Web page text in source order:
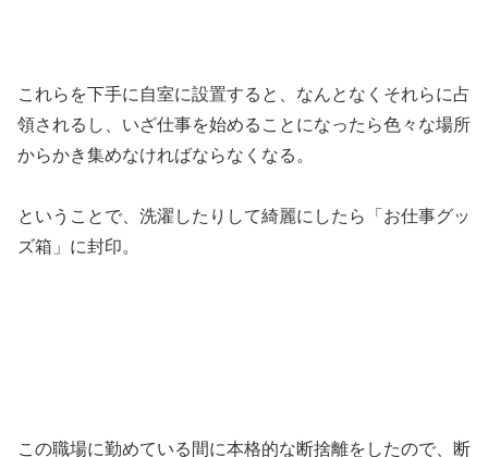
これらを下手に自室に設置すると、なんとなくそれらに占
領されるし、いざ仕事を始めることになったら色々な場所
からかき集めなければならなくなる。
ということで、洗濯したりして綺麗にしたら「お仕事グッ
ズ箱」に封印。
この職場に勤めている間に本格的な断捨離をしたので、断